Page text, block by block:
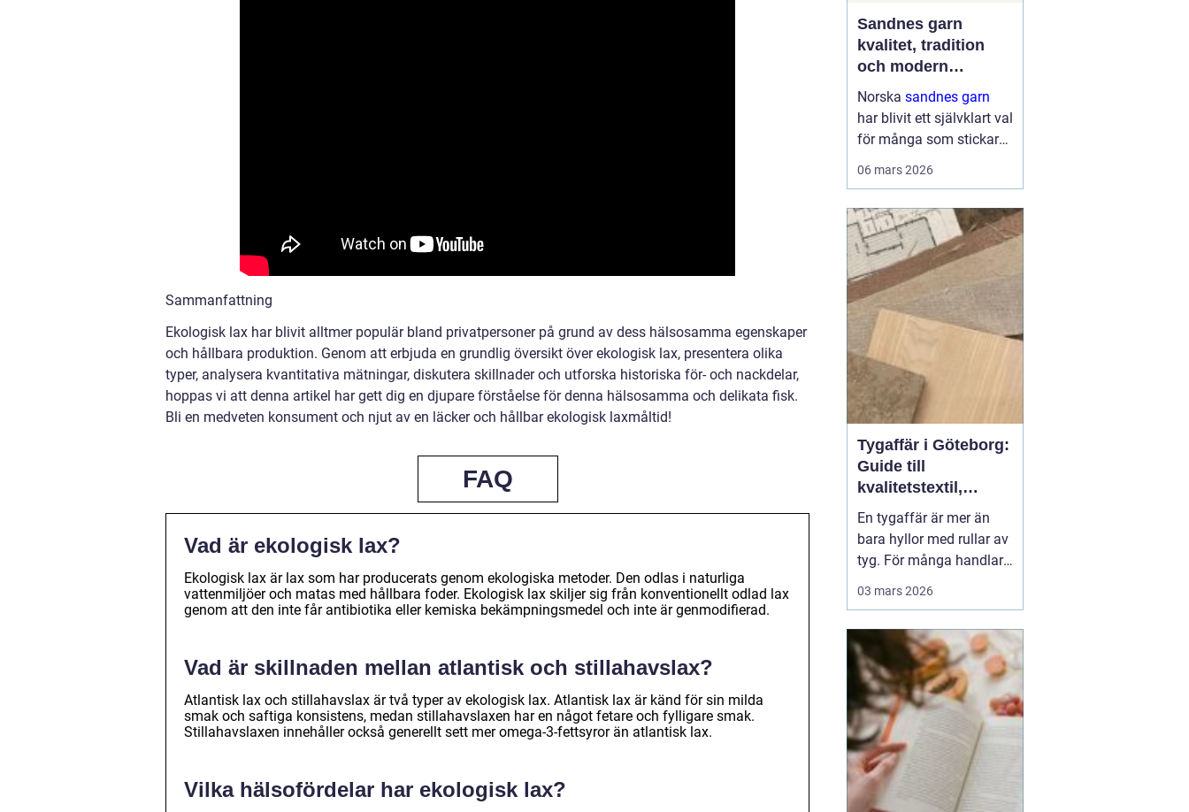
Sammanfattning
Ekologisk lax har blivit alltmer populär bland privatpersoner på grund av dess hälsosamma egenskaper
och hållbara produktion. Genom att erbjuda en grundlig översikt över ekologisk lax, presentera olika
typer, analysera kvantitativa mätningar, diskutera skillnader och utforska historiska för- och nackdelar,
hoppas vi att denna artikel har gett dig en djupare förståelse för denna hälsosamma och delikata fisk.
Bli en medveten konsument och njut av en läcker och hållbar ekologisk laxmåltid!
FAQ
Vad är ekologisk lax?
Ekologisk lax är lax som har producerats genom ekologiska metoder. Den odlas i naturliga
vattenmiljöer och matas med hållbara foder. Ekologisk lax skiljer sig från konventionellt odlad lax
genom att den inte får antibiotika eller kemiska bekämpningsmedel och inte är genmodifierad.
Vad är skillnaden mellan atlantisk och stillahavslax?
Atlantisk lax och stillahavslax är två typer av ekologisk lax. Atlantisk lax är känd för sin milda
smak och saftiga konsistens, medan stillahavslaxen har en något fetare och fylligare smak.
Stillahavslaxen innehåller också generellt sett mer omega-3-fettsyror än atlantisk lax.
Vilka hälsofördelar har ekologisk lax?
Sandnes garn
kvalitet, tradition
och modern
stickglädje
Norska sandnes garn
har blivit ett självklart val
för många som stickar
hållbara kvaliteter och
moderna färger gör att
g...
06 mars 2026
Tygaffär i Göteborg:
Guide till
kvalitetstextil,
sömnad och
inredning
En tygaffär är mer än
bara hyllor med rullar av
tyg. För många handlar
händerna. I Göteborg
finns en lång tradition av
textil...
03 mars 2026